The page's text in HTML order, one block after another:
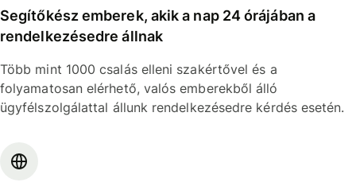
Segítőkész emberek, akik a nap 24 órájában a
rendelkezésedre állnak
Több mint 1000 csalás elleni szakértővel és a
folyamatosan elérhető, valós emberekből álló
ügyfélszolgálattal állunk rendelkezésedre kérdés esetén.